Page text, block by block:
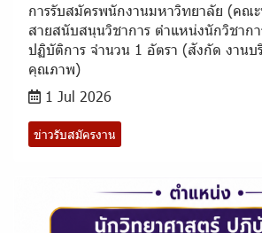
การรับสมัครพนักงานมหาวิทยาลัย (คณ
สายสนับสนุนวิชาการ ตำแหน่งนักวิชาก
ปฏิบัติการ จำนวน 1 อัตรา (สังกัด งานบ
คุณภาพ)
1 Jul 2026
ข่าวรับสมัครงาน